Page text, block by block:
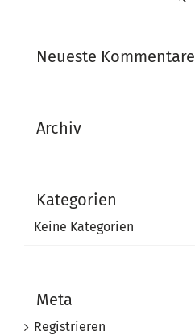
Neueste Kommentare
Archiv
Kategorien
Keine Kategorien
Meta
Registrieren